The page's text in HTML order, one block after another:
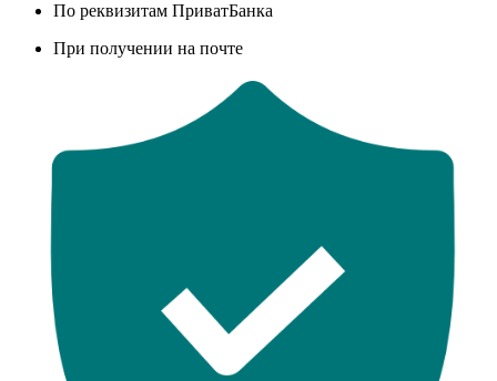
По реквизитам ПриватБанка
При получении на почте